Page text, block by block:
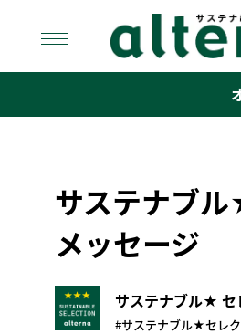
content
サステナブ
メッセージ
サステナブル★ セ